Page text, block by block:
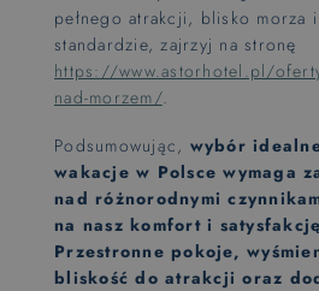
pełnego atrakcji, blisko morza
standardzie, zajrzyj na stronę
https://www.astorhotel.pl/
nad-morzem/.
Podsumowując, wybór
wakacje w Polsce wymaga
nad różnorodnymi
na nasz komfort i
Przestronne pokoje,
bliskość do atrakcji oraz